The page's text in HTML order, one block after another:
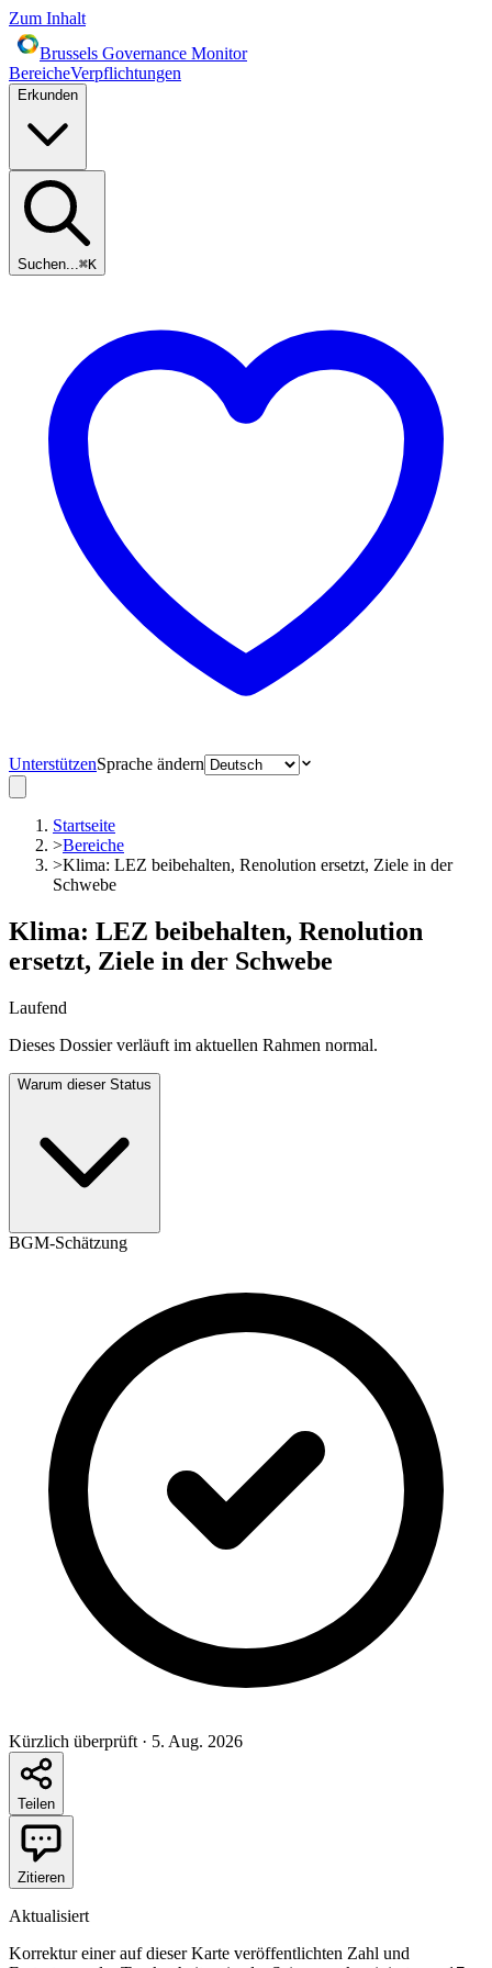
Zum Inhalt
Brussels Governance Monitor
BereicheVerpflichtungen
Erkunden
Suchen...⌘K
UnterstützenSprache ändern
Startseite
>Bereiche
>Klima: LEZ beibehalten, Renolution ersetzt, Ziele in der
Schwebe
Klima: LEZ beibehalten, Renolution
ersetzt, Ziele in der Schwebe
Laufend
Dieses Dossier verläuft im aktuellen Rahmen normal.
Warum dieser Status
BGM-Schätzung
Kürzlich überprüft · 5. Aug. 2026
Teilen
Zitieren
Aktualisiert
Korrektur einer auf dieser Karte veröffentlichten Zahl und